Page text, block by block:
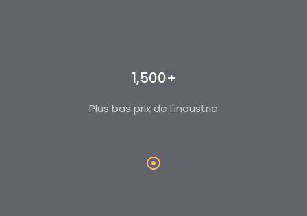
1,500+
Plus bas prix de l'industrie